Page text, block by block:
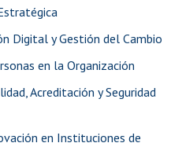
Digital y Gestión del Cambio
en la Organización
Acreditación y Seguridad
en Instituciones de